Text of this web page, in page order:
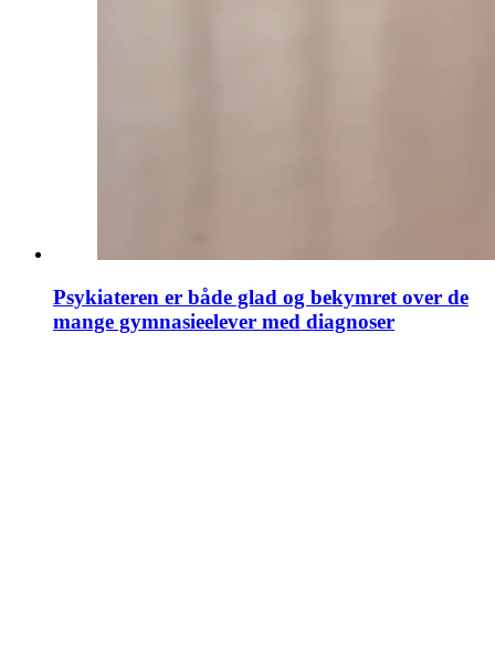
Psykiateren er både glad og bekymret over de
mange gymnasieelever med diagnoser